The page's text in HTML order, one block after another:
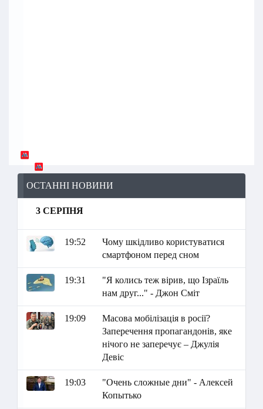
ОСТАННІ НОВИНИ
3 СЕРПНЯ
19:52
Чому шкідливо користуватися
смартфоном перед сном
19:31
"Я колись теж вірив, що Ізраїль
нам друг..." - Джон Сміт
19:09
Масова мобілізація в росії?
Заперечення пропагандонів, яке
нічого не заперечує – Джулія
Девіс
19:03
"Очень сложные дни" - Алексей
Копытько